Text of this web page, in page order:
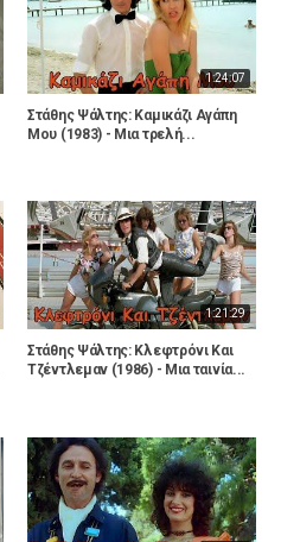
1:24:07
Στάθης Ψάλτης: Καμικάζι Αγάπη
Μου (1983) - Μια τρελή...
1:21:29
Στάθης Ψάλτης: Κλεφτρόνι Και
Τζέντλεμαν (1986) - Μια ταινία...